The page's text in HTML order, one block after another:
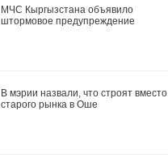
МЧС Кыргызстана объявило
штормовое предупреждение
В мэрии назвали, что строят вместо
старого рынка в Оше